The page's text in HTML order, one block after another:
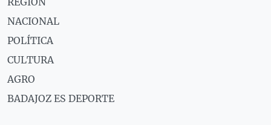
NACIONAL
POLÍTICA
CULTURA
AGRO
BADAJOZ ES DEPORTE